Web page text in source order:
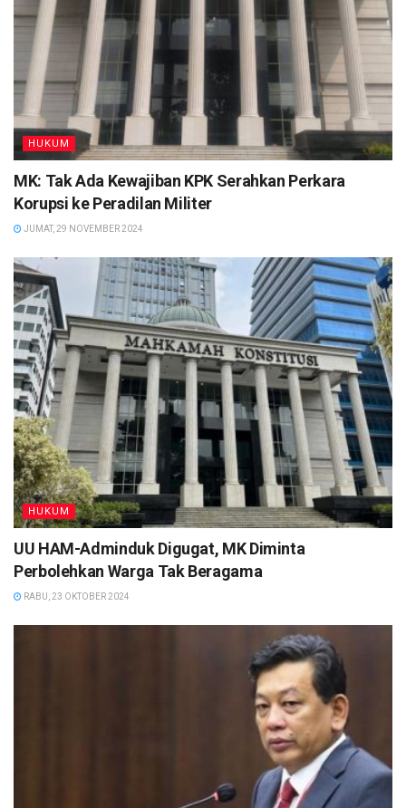
HUKUM
MK: Tak Ada Kewajiban KPK Serahkan Perkara
Korupsi ke Peradilan Militer
JUMAT, 29 NOVEMBER 2024
HUKUM
UU HAM-Adminduk Digugat, MK Diminta
Perbolehkan Warga Tak Beragama
RABU, 23 OKTOBER 2024